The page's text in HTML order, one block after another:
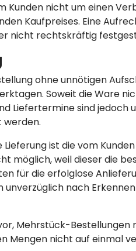
Kunden nicht um einen
Kaufpreises. Eine
nicht rechtskräftig
ohne unnötigen
Soweit die Ware
Liefertermine sind jedoch
Lieferung ist die vom
möglich, weil dieser die
für die erfolglose
nach
Mehrstück-
Mengen nicht auf einmal